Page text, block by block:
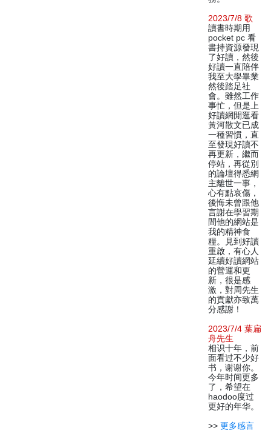
2023/7/8 歌
讀書時期用
pocket pc 看
書持資源發現
了好讀，然後
好讀一直陪伴
我至大學畢業
然後踏足社
會。雖然工作
事忙，但是上
好讀網閒逛看
黃河散文已成
一種習慣，直
至發現好讀不
再更新，繼而
停站，再從別
的論壇得悉網
主離世一事，
心有點哀傷，
後悔未曾跟他
言謝在學習期
間他的網站是
我的精神食
糧。見到好讀
重啟，有心人
延續好讀網站
的營運和更
新，很是感
激，對周先生
的貢獻亦致萬
分感謝！
2023/7/4 葉扁
舟先生
相识十年，前
面看过不少好
书，谢谢你。
今年时间更多
了，希望在
haodoo度过
更好的年华。
>> 更多感言